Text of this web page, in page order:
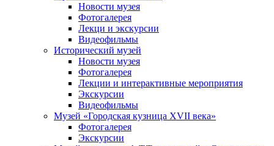
Новости музея
Фотогалерея
Лекци и экскурсии
Видеофильмы
Исторический музей
Новости музея
Фотогалерея
Лекции и интерактивные мероприятия
Экскурсии
Видеофильмы
Музей «Городская кузница XVII века»
Фотогалерея
Экскурсии